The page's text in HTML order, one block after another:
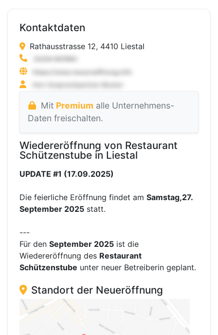
Kontaktdaten
Rathausstrasse 12, 4410 Liestal
Mit Premium alle Unternehmens-
Daten freischalten.
Wiedereröffnung von Restaurant
Schützenstube in Liestal
UPDATE #1 (17.09.2025)
Die feierliche Eröffnung findet am Samstag,27.
September 2025 statt.
---
Für den September 2025 ist die
Wiedereröffnung des Restaurant
Schützenstube unter neuer Betreiberin geplant.
Standort der Neueröffnung